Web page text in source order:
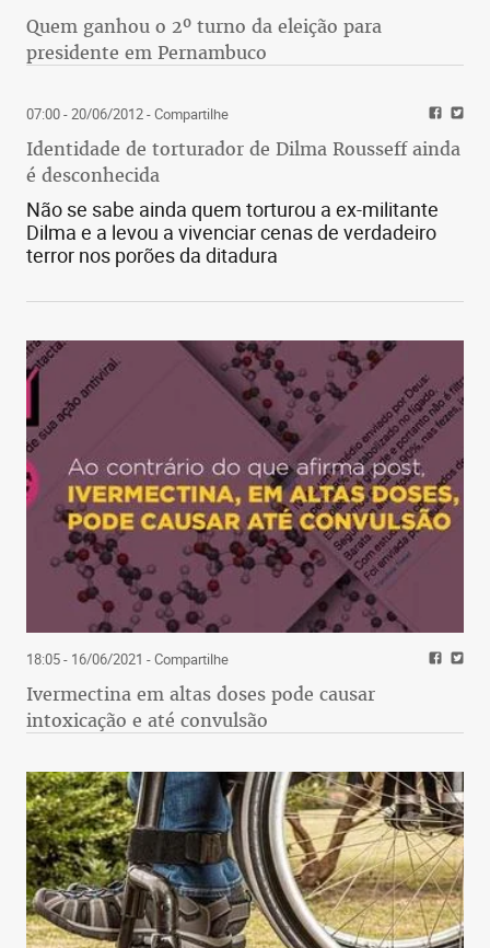
Quem ganhou o 2º turno da eleição para
presidente em Pernambuco
07:00 - 20/06/2012- Compartilhe
Identidade de torturador de Dilma Rousseff ainda
é desconhecida
Não se sabe ainda quem torturou a ex-militante
Dilma e a levou a vivenciar cenas de verdadeiro
terror nos porões da ditadura
18:05 - 16/06/2021 - Compartilhe
Ivermectina em altas doses pode causar
intoxicação e até convulsão